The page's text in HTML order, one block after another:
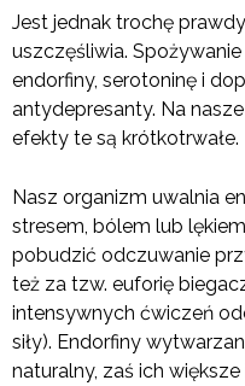
Jest jednak trochę
uszczęśliwia.
endorfiny, serotoninę i
antydepresanty. Na
efekty te są krótkotrwałe.
Nasz organizm uwalnia
stresem, bólem lub
pobudzić odczuwanie
też za tzw. euforię
intensywnych ćwiczeń
siły). Endorfiny
naturalny, zaś ich